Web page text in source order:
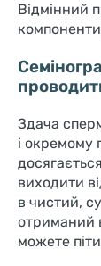
Відмінний
Здача
і окремому
виходити
в чистий,
отриманий
можете